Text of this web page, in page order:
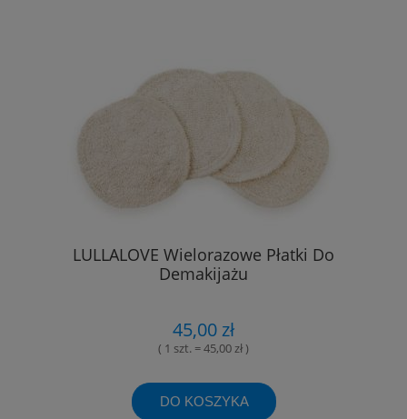
LULLALOVE Wielorazowe Płatki Do
Demakijażu
45,00 zł
( 1 szt. = 45,00 zł )
DO KOSZYKA